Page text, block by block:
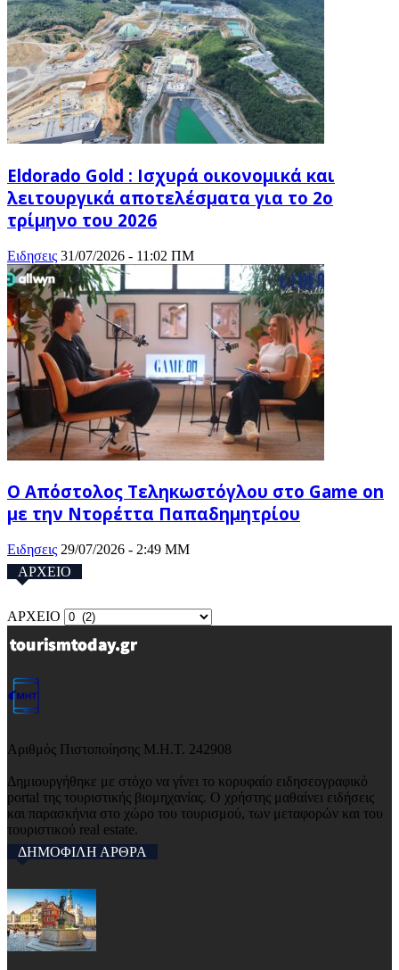
Eldorado Gold : Ισχυρά οικονομικά και
λειτουργικά αποτελέσματα για το 2ο
τρίμηνο του 2026
Ειδησεις 31/07/2026 - 11:02 ΠΜ
Ο Απόστολος Τεληκωστόγλου στο Game on
με την Ντορέττα Παπαδημητρίου
Ειδησεις 29/07/2026 - 2:49 ΜΜ
ΑΡΧΕΙΟ
ΑΡΧΕΙΟ
Αριθμός Πιστοποίησης Μ.Η.Τ. 242908
Δημιουργήθηκε με στόχο να γίνει το κορυφαίο ειδησεογραφικό
portal της τουριστικής βιομηχανίας. Ο χρήστης μαθαίνει ειδήσεις
και παρασκήνια στο χώρο του τουρισμού, των μεταφορών και του
τουριστικού real estate.
ΔΗΜΟΦΙΛΗ ΑΡΘΡΑ